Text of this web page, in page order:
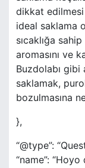
dikkat edilmesi
ideal saklama
sıcaklığa
aromasını ve
Buzdolabı gibi
saklamak,
bozulmasına
},
“@type”:
“name”: